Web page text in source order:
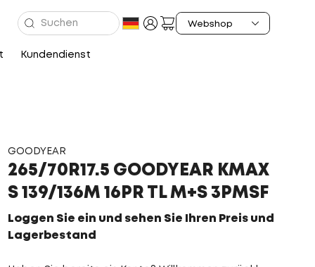
Kundendienst
GOODYEAR
265/70R17.5 GOODYEAR KMAX
S 139/136M 16PR TL M+S 3PMSF
Loggen Sie ein und sehen Sie Ihren Preis und
Lagerbestand